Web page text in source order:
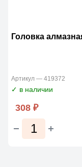
Головка
Артикул — 419372
✓ в наличии
308 ₽